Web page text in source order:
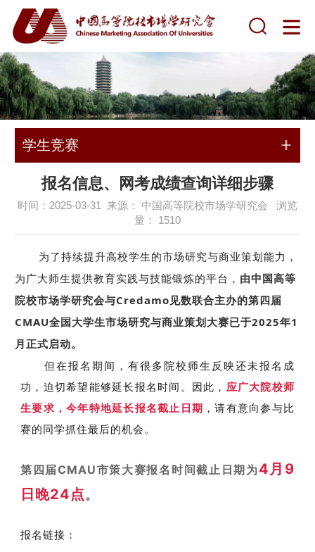
学生竞赛
报名信息、网考成绩查询详细步骤
时间：2025-03-31 来源： 中国高等院校市场学研究会 浏览
量： 1510
为了持续提升高校学生的市场研究与商业策划能力，
为广大师生提供教育实践与技能锻炼的平台， 由中国高等
院校市场学研究会与Credamo见数联合主办的第四届
CMAU全国大学生市场研究与商业策划大赛已于2025年1
月正式启动。
但在报名期间，有很多院校师生反映还未报名成
功，迫切希望能够延长报名时间。因此 ， 应广大院校师
生要求，今年特地延长报名截止日期 ，请有意向参与比
赛的同学抓住最后的机会。
第四届CMAU市策大赛报名时间截止日期为4月9
日晚24点。
报名链接：